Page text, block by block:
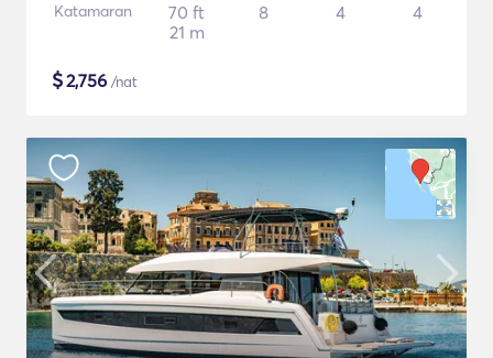
Katamaran
70 ft
21 m
8 4 4
$2,756 /nat